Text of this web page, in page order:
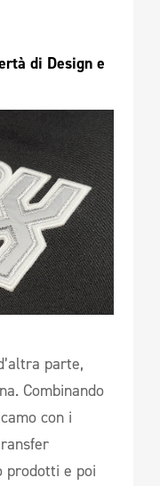
di Design e
parte,
Combinando
con i
prodotti e poi